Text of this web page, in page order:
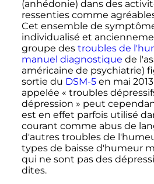
(anhédonie) dans des
ressenties comme
Cet ensemble de
individualisé et
groupe des troubles de
manuel diagnostique de
américaine de psychiatrie)
sortie du DSM-5en mai
appelée « troubles
dépression » peut
est en effet parfois utilisé
courant comme abus de
d'autres troubles de
types de baisse d'humeur
qui ne sont pas des
dites.